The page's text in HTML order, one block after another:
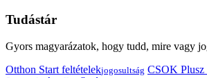
Tudástár
Gyors magyarázatok, hogy tudd, mire vagy
Otthon Start feltételekjogosultság CSOK Plusz